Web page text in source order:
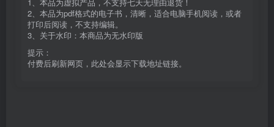
1、本品为虚拟产品，不支持七天无理由退货！
2、本品为pdf格式的电子书，清晰，适合电脑手机阅读，或者
打印后阅读，不支持编辑。
3、关于水印：本商品为无水印版
提示：
付费后刷新网页，此处会显示下载地址链接。